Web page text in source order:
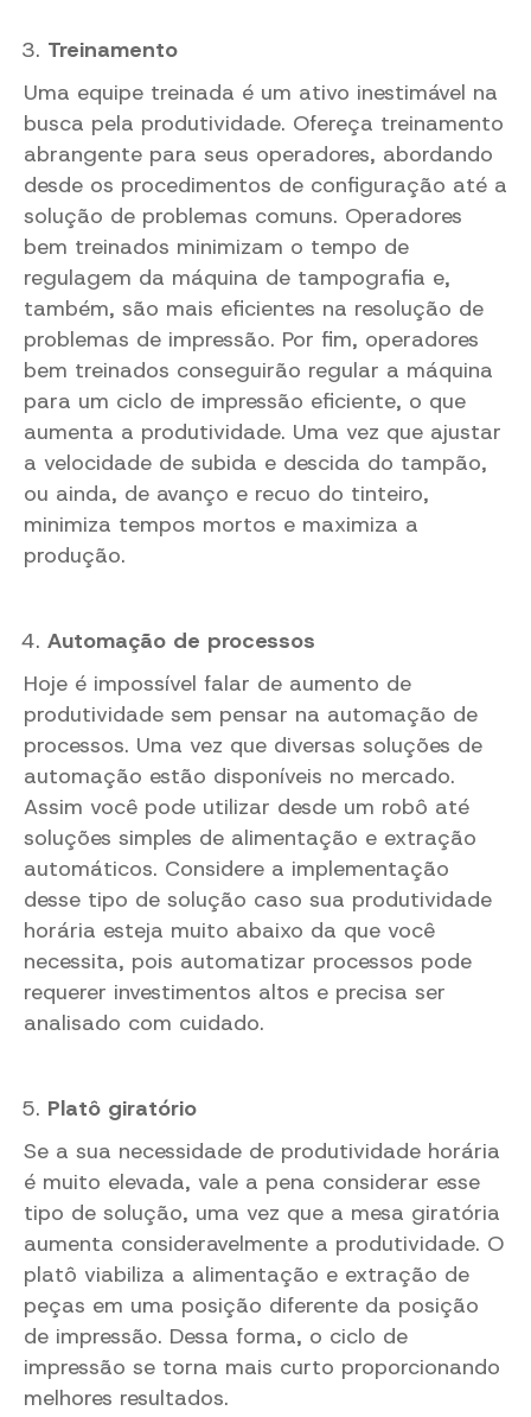
Treinamento
Uma equipe treinada é um ativo inestimável na
busca pela produtividade. Ofereça treinamento
abrangente para seus operadores, abordando
desde os procedimentos de configuração até a
solução de problemas comuns. Operadores
bem treinados minimizam o tempo de
regulagem da máquina de tampografia e,
também, são mais eficientes na resolução de
problemas de impressão. Por fim, operadores
bem treinados conseguirão regular a máquina
para um ciclo de impressão eficiente, o que
aumenta a produtividade. Uma vez que ajustar
a velocidade de subida e descida do tampão,
ou ainda, de avanço e recuo do tinteiro,
minimiza tempos mortos e maximiza a
produção.
Automação de processos
Hoje é impossível falar de aumento de
produtividade sem pensar na automação de
processos. Uma vez que diversas soluções de
automação estão disponíveis no mercado.
Assim você pode utilizar desde um robô até
soluções simples de alimentação e extração
automáticos. Considere a implementação
desse tipo de solução caso sua produtividade
horária esteja muito abaixo da que você
necessita, pois automatizar processos pode
requerer investimentos altos e precisa ser
analisado com cuidado.
Platô giratório
Se a sua necessidade de produtividade horária
é muito elevada, vale a pena considerar esse
tipo de solução, uma vez que a mesa giratória
aumenta consideravelmente a produtividade. O
platô viabiliza a alimentação e extração de
peças em uma posição diferente da posição
de impressão. Dessa forma, o ciclo de
impressão se torna mais curto proporcionando
melhores resultados.